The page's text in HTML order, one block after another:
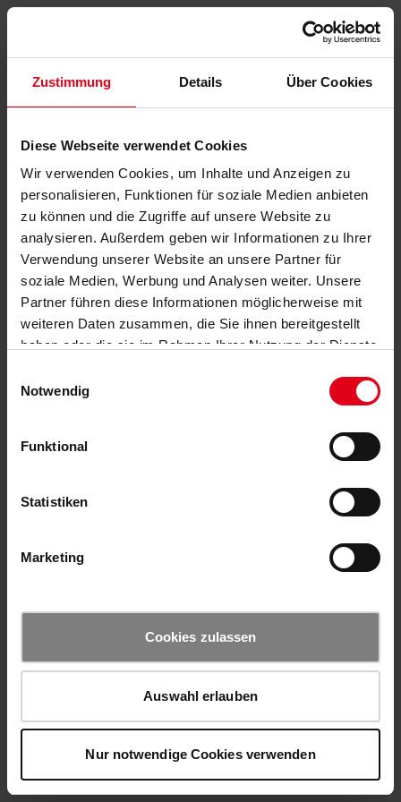
Zustimmung Details Über Cookies
Diese Webseite verwendet Cookies
Wir verwenden Cookies, um Inhalte und Anzeigen zu
personalisieren, Funktionen für soziale Medien anbieten
zu können und die Zugriffe auf unsere Website zu
analysieren. Außerdem geben wir Informationen zu Ihrer
Verwendung unserer Website an unsere Partner für
soziale Medien, Werbung und Analysen weiter. Unsere
Partner führen diese Informationen möglicherweise mit
weiteren Daten zusammen, die Sie ihnen bereitgestellt
haben oder die sie im Rahmen Ihrer Nutzung der Dienste
Notwendig
Funktional
Statistiken
Marketing
Cookies zulassen
Auswahl erlauben
Nur notwendige Cookies verwenden